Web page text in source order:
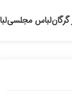
لباس مجلسی